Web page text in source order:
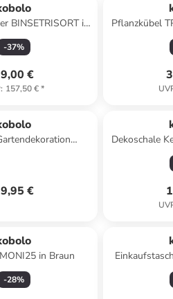
BINSETRISORT in
Braun
-37%
€
: 157,50 €*
Pflanzkübel
€
Dekoschale
in Braun
-28%